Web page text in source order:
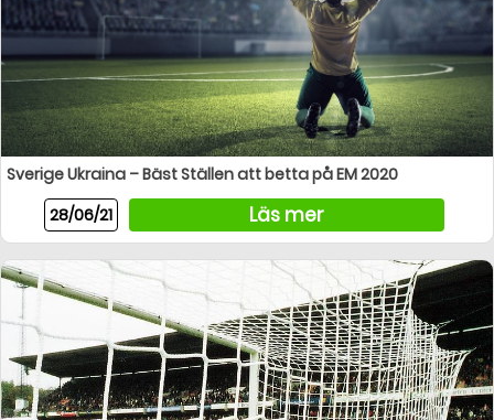
Sverige Ukraina – Bäst Ställen att betta på EM 2020
28/06/21
Läs mer